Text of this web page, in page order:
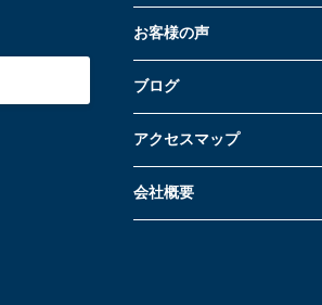
お客様の声
ブログ
アクセスマップ
会社概要